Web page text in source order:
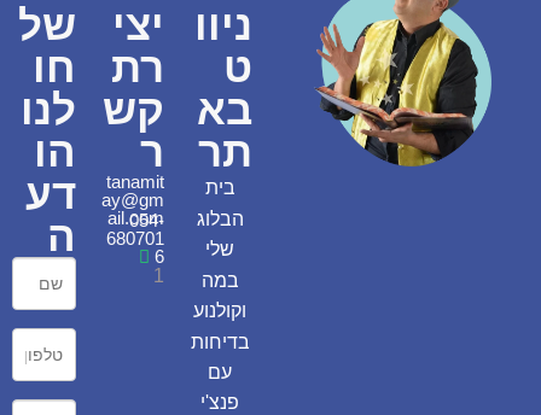
ניוו
ט
בא
תר
בית
הבלוג
שלי
במה
וקולנוע
בדיחות
עם
פנצ'י
יצי
רת
קש
ר
tanamit
ay@gm
ail.com
054-
680701
6
1
של
חו
לנו
הו
דע
ה